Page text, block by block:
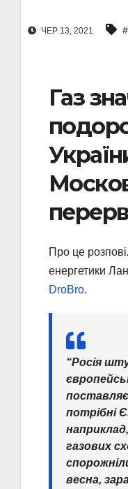
ЧЕР 13, 2021
Газ
Про це
енергетики
DroBro.
“Росія
поставляє
потрібні
газових
весна,